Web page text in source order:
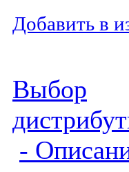
Добавить в
Выбор
-